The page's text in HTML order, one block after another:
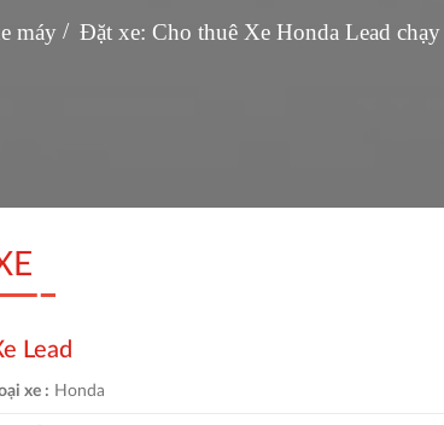
máy Đặt xe: Cho thuê Xe Honda Lead
Lead
xe : Honda